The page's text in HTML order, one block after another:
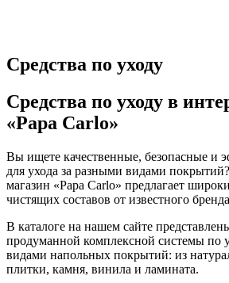
Средства по уходу
Средства по уходу в
«Papa Carlo»
Вы ищете качественные, безопасные и
для ухода за разными видами
магазин «Papa Carlo» предлагает
чистящих составов от известного
В каталоге на нашем сайте
продуманной комплексной системы по
видами напольных покрытий: из
плитки, камня, винила и ламината.